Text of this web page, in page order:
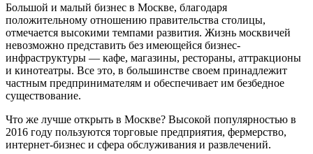
Большой и малый бизнес в Москве, благодаря
положительному отношению правительства столицы,
отмечается высокими темпами развития. Жизнь москвичей
невозможно представить без имеющейся бизнес-
инфраструктуры — кафе, магазины, рестораны, аттракционы
и кинотеатры. Все это, в большинстве своем принадлежит
частным предпринимателям и обеспечивает им безбедное
существование.
Что же лучше открыть в Москве? Высокой популярностью в
2016 году пользуются торговые предприятия, фермерство,
интернет-бизнес и сфера обслуживания и развлечений.